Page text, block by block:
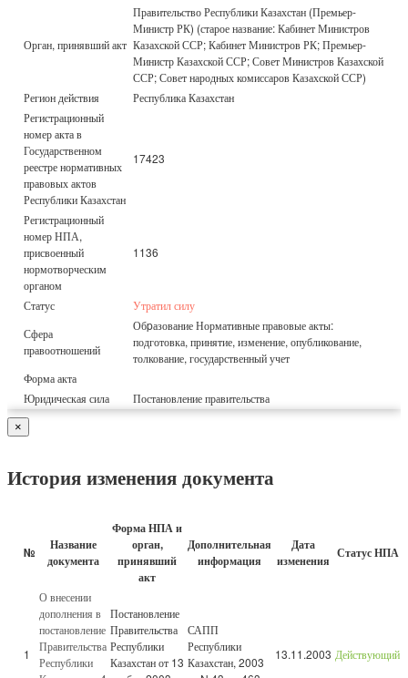
Орган, принявший акт
Правительство Республики Казахстан (Премьер-
Министр РК) (старое название: Кабинет Министров
Казахской ССР; Кабинет Министров РК; Премьер-
Министр Казахской ССР; Совет Министров Казахской
ССР; Совет народных комиссаров Казахской ССР)
Регион действия
Республика Казахстан
Регистрационный
номер акта в
Государственном
реестре нормативных
правовых актов
Республики Казахстан
17423
Регистрационный
номер НПА,
присвоенный
нормотворческим
органом
1136
Статус
Утратил силу
Сфера
правоотношений
Обpазование Нормативные правовые акты:
подготовка, принятие, изменение, опубликование,
толкование, государственный учет
Форма акта
Юридическая сила
Постановление правительства
×
История изменения документа
№
Название
документа
Форма НПА и
орган,
принявший
акт
Дополнительная
информация
Дата
изменения Статус НПА
1
О внесении
дополнения в
постановление
Правительства
Республики
Постановление
Правительства
Республики
Казахстан от 13
САПП
Республики
Казахстан, 2003
13.11.2003 Действующий